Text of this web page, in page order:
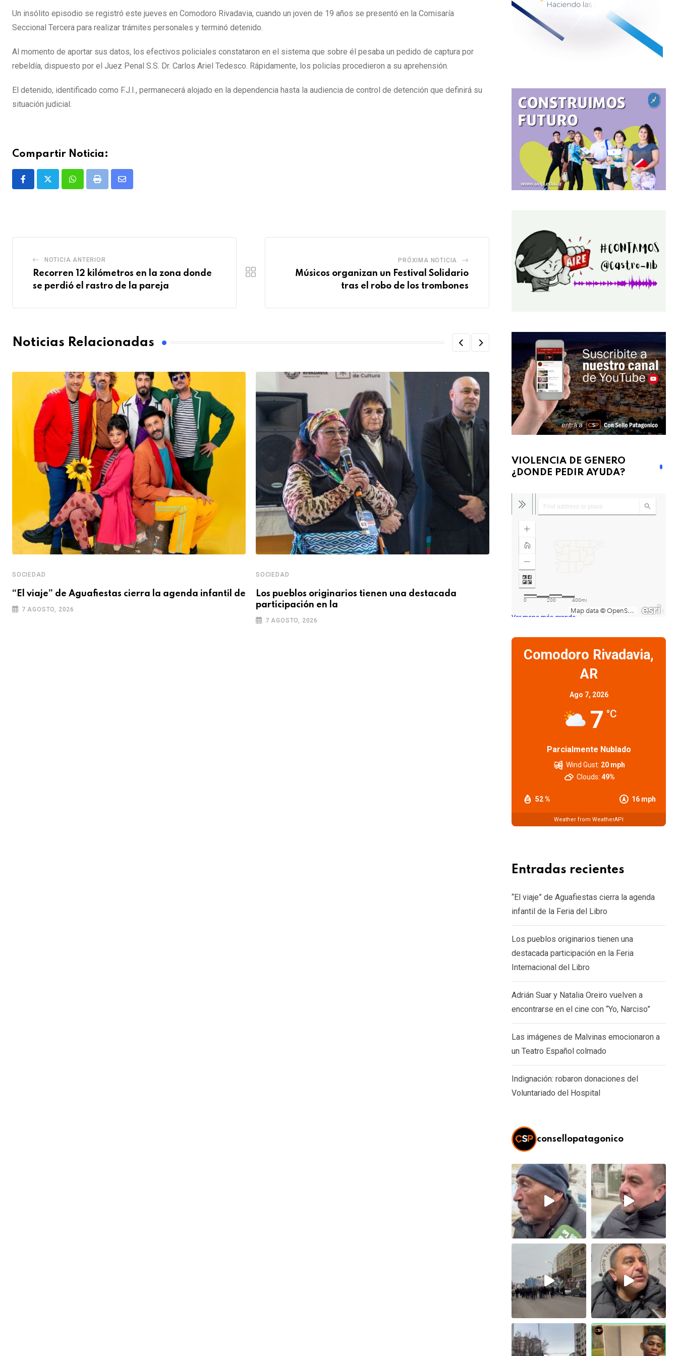
Un insólito episodio se registró este jueves en Comodoro Rivadavia, cuando un joven de 19 años se presentó en la Comisaría
Seccional Tercera para realizar trámites personales y terminó detenido.
Al momento de aportar sus datos, los efectivos policiales constataron en el sistema que sobre él pesaba un pedido de captura por
rebeldía, dispuesto por el Juez Penal S.S. Dr. Carlos Ariel Tedesco. Rápidamente, los policías procedieron a su aprehensión.
El detenido, identificado como F.J.I., permanecerá alojado en la dependencia hasta la audiencia de control de detención que definirá su
situación judicial.
Compartir Noticia:
WhatsappPrint
Share
NOTICIA ANTERIOR
Recorren 12 kilómetros en la zona donde
se perdió el rastro de la pareja
PRÓXIMA NOTICIA
Músicos organizan un Festival Solidario
tras el robo de los trombones
Noticias Relacionadas
SOCIEDAD
“El viaje” de Aguafiestas cierra la agenda infantil de
7 AGOSTO, 2026
SOCIEDAD
Los pueblos originarios tienen una destacada
participación en la
7 AGOSTO, 2026
CARTELERA
Adrián Suar y Natalia Oreiro vuelven a
VIOLENCIA DE GENERO
¿DONDE PEDIR AYUDA?
Ver mapa más grande
Comodoro Rivadavia,
AR
Ago 7, 2026
7 °C
Parcialmente Nublado
52 % 16 mph
Wind Gust: 20 mph
Clouds: 49%
Weather from WeatherAPI
Entradas recientes
“El viaje” de Aguafiestas cierra la agenda
infantil de la Feria del Libro
Los pueblos originarios tienen una
destacada participación en la Feria
Internacional del Libro
Adrián Suar y Natalia Oreiro vuelven a
encontrarse en el cine con “Yo, Narciso”
Las imágenes de Malvinas emocionaron a
un Teatro Español colmado
Indignación: robaron donaciones del
Voluntariado del Hospital
consellopatagonico